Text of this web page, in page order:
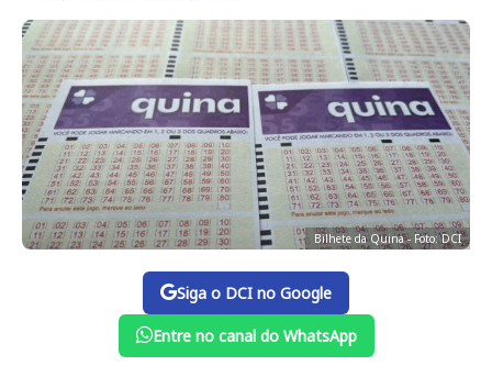
Bilhete da Quina - Foto: DCI
Siga o DCI no Google
Entre no canal do WhatsApp